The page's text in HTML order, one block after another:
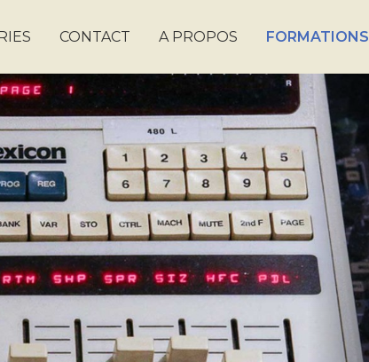
CONTACT A PROPOS FORMATIONS